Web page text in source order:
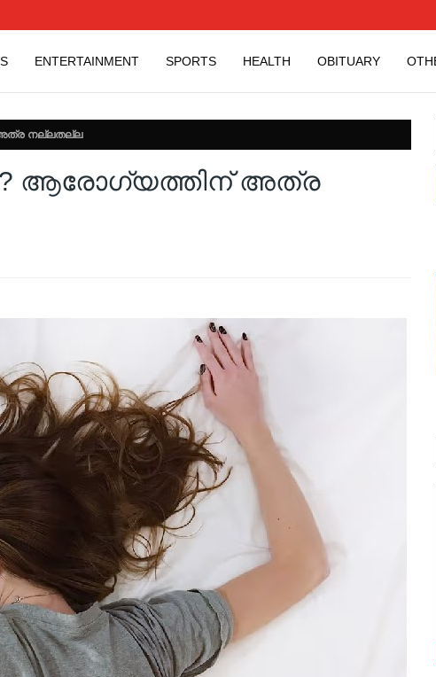
ENTERTAINMENT SPORTS HEALTH OBITUARY
അത്ര നല്ലതല്ല
ആരോ​ഗ്യത്തിന് അത്ര